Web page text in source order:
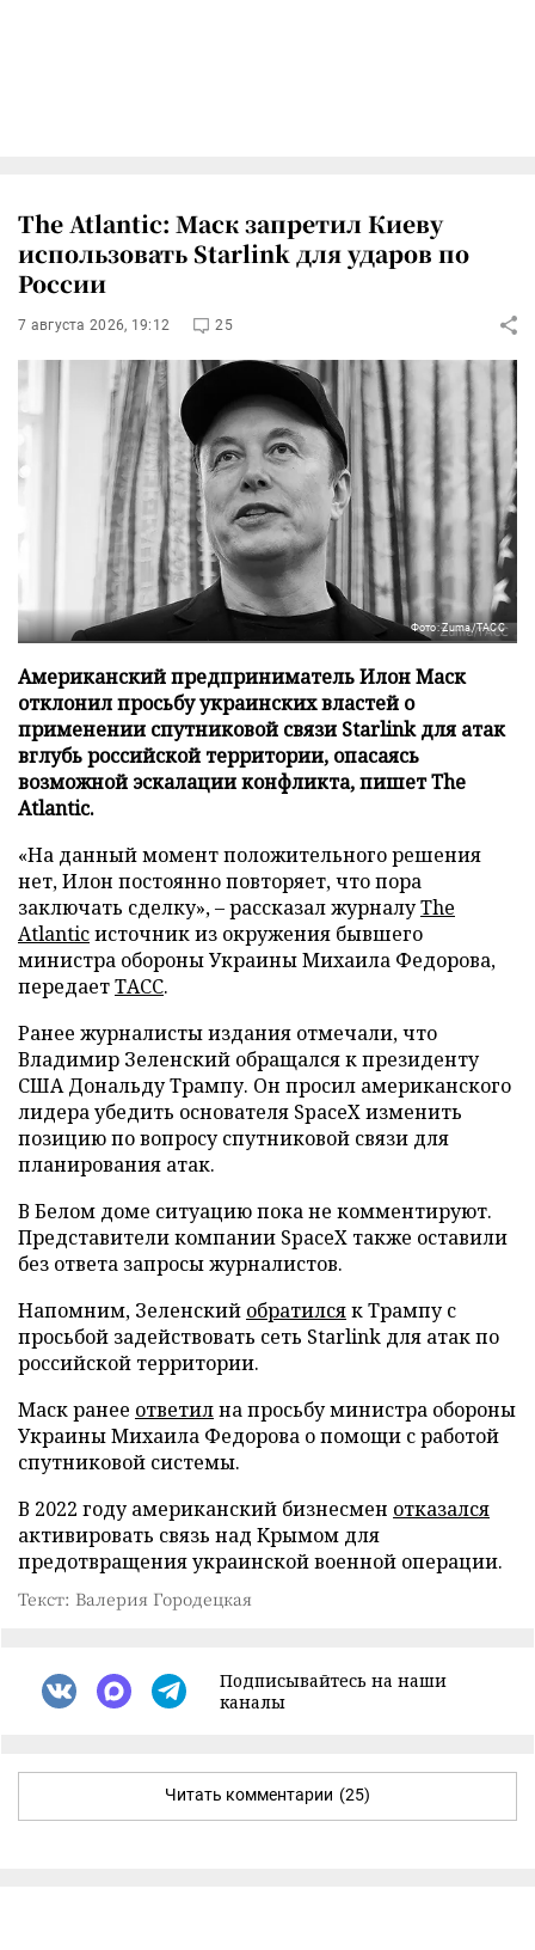
The Atlantic: Маск запретил Киеву
использовать Starlink для ударов по
России
7 августа 2026, 19:12 25
Фото: Zuma/ТАСС
Американский предприниматель Илон Маск
отклонил просьбу украинских властей о
применении спутниковой связи Starlink для атак
вглубь российской территории, опасаясь
возможной эскалации конфликта, пишет The
Atlantic.
«На данный момент положительного решения
нет, Илон постоянно повторяет, что пора
заключать сделку», – рассказал журналуThe
Atlanticисточник из окружения бывшего
министра обороны Украины Михаила Федорова,
передаетТАСС.
Ранее журналисты издания отмечали, что
Владимир Зеленский обращался к президенту
США Дональду Трампу. Он просил американского
лидера убедить основателя SpaceX изменить
позицию по вопросу спутниковой связи для
планирования атак.
В Белом доме ситуацию пока не комментируют.
Представители компании SpaceX также оставили
без ответа запросы журналистов.
Напомним, Зеленский обратилсяк Трампу с
просьбой задействовать сеть Starlink для атак по
российской территории.
Маск ранее ответилна просьбу министра обороны
Украины Михаила Федорова о помощи с работой
спутниковой системы.
В 2022 году американский бизнесмен отказался
активировать связь над Крымом для
предотвращения украинской военной операции.
Текст: Валерия Городецкая
Подписывайтесь на наши
каналы
Читать комментарии (25)